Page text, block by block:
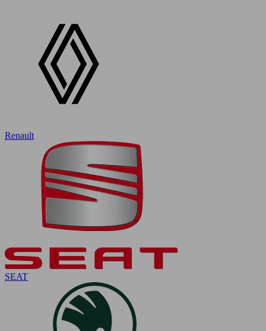
Renault
SEAT